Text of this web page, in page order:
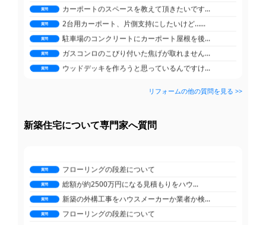
質問 カーポートのスペースを教えて頂きたいです...
質問 2台用カーポート、片側支持にしたいけど…...
質問 駐車場のコンクリートにカーポート屋根を後...
質問 ガスコンロのこびり付いた焦げが取れません...
質問 ウッドデッキを作ろうと思っているんですけ...
家の周りのブロック塀とフェンス、そろそろ...
質問 サッシ枠のコーキング劣化の打ち替え費用は...
質問 2台用カーポート、片側支持にしたいけど…...
質問 駐車場のコンクリートにカーポート屋根を後...
質問 ガスコンロのこびり付いた焦げが取れません...
質問 ウッドデッキを作ろうと思っているんですけ...
リフォームの他の質問を見る >>
新築住宅について専門家へ質問
総額が約2500万円になる見積もりをハウ...
質問 フローリングの段差について
質問 フローリングの段差について
質問 総額が約2500万円になる見積もりをハウ...
質問 新築の外構工事をハウスメーカーか業者か検...
質問 フローリングの段差について